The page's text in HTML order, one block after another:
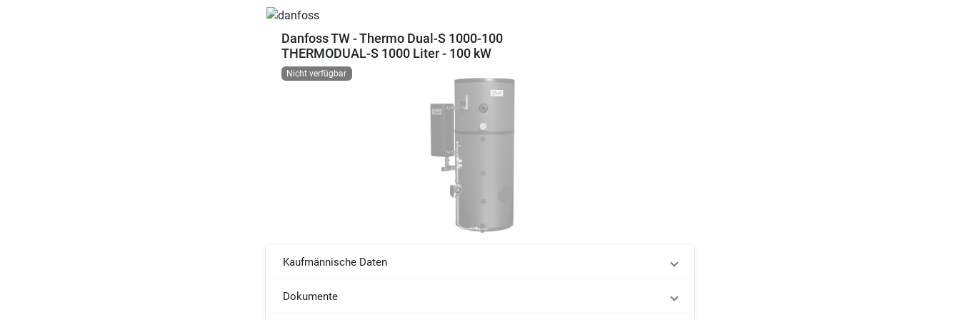
Danfoss TW - Thermo Dual-S 1000-100
THERMODUAL-S 1000 Liter - 100 kW
Nicht verfügbar
Kaufmännische Daten
Dokumente